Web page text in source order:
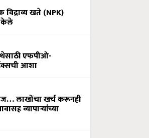
विद्राव्य खते (NPK)
केले
एफपीओ-
आशा
लाखोंचा खर्च करूनही
व्यापाऱ्यांच्या